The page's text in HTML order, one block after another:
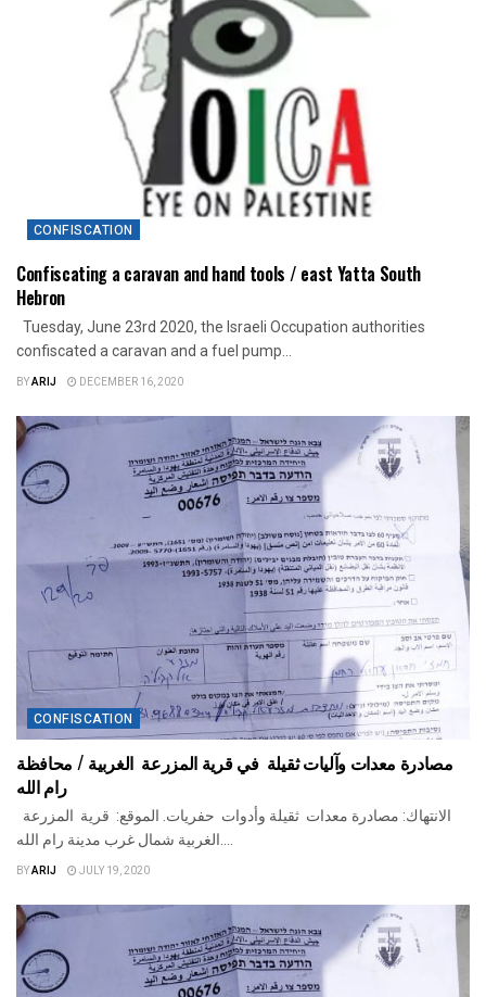
CONFISCATION
Confiscating a caravan and hand tools / east Yatta South
Hebron
Tuesday, June 23rd 2020, the Israeli Occupation authorities
confiscated a caravan and a fuel pump...
BYARIJ DECEMBER 16, 2020
CONFISCATION
مصادرة معدات وآليات ثقيلة في قرية المزرعة الغربية / محافظة
رام الله
الغربية شمال غرب مدينة رام الله....
BYARIJ JULY 19, 2020